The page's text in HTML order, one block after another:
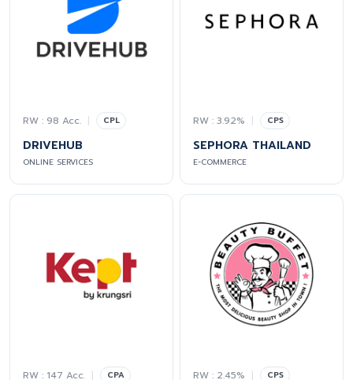
RW : 98 Acc. | CPL
DRIVEHUB
ONLINE SERVICES
RW : 3.92% | CPS
SEPHORA THAILAND
E-COMMERCE
RW : 147 Acc. | CPA RW : 2.45% | CPS